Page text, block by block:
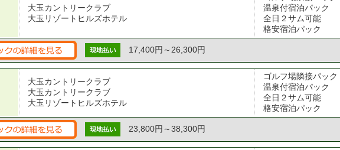
大玉カントリークラブ
大玉リゾートヒルズホテル
温泉付宿泊パック
全日２サム可能
格安宿泊パック
17,400円～26,300円
大玉カントリークラブ
大玉カントリークラブ
大玉リゾートヒルズホテル
ゴルフ場隣接パック
温泉付宿泊パック
全日２サム可能
格安宿泊パック
23,800円～38,300円